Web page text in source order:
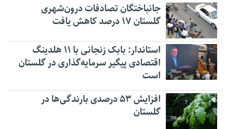
جانباختگان تصادفات درون‌شهری
گلستان ۱۷ درصد کاهش یافت
استاندار: بابک زنجانی با ۱۱ هلدینگ
اقتصادی پیگیر سرمایه‌گذاری در گلستان
است
افزایش ۵۳ درصدی بارندگی‌ها در
گلستان